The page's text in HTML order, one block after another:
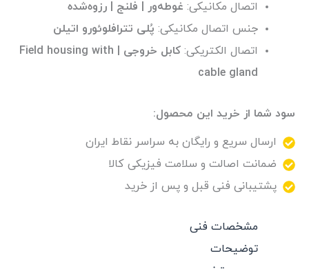
اتصال مکانیکی: غوطه‌ور | فلنج | رزوه‌شده
جنس اتصال مکانیکی: پُلی تترافلوئورو اتیلن
اتصال الکتریکی:
کابل خروجی | Field housing with
cable gland
سود شما از خرید این محصول:
ارسال سریع و رایگان به سراسر نقاط ایران
ضمانت اصالت و سلامت فیزیکی کالا
پشتیبانی فنی قبل و پس از خرید
مشخصات فنی
توضیحات